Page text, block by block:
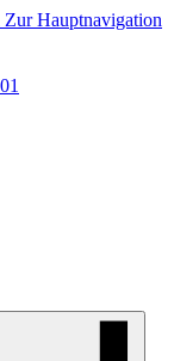
Zur Hauptnavigation